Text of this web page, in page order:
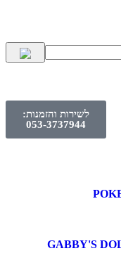
לשירות והזמנות:
053-3737944